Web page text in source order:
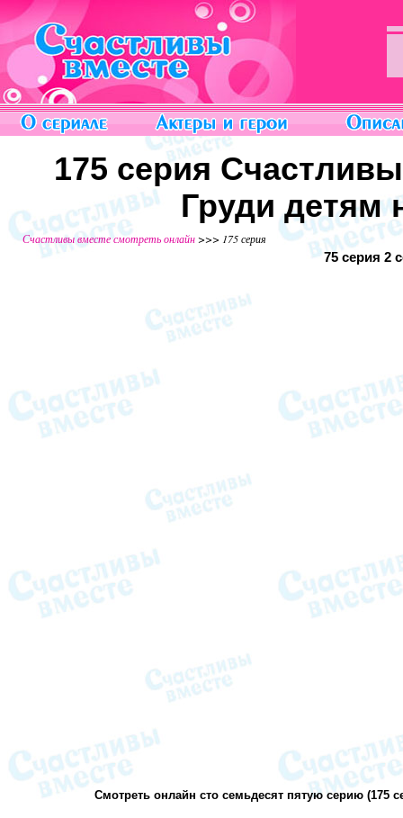
175 серия
Груди детям
Счастливы вместе смотреть онлайн>>> 175 серия
75 серия 2
Смотреть онлайн сто семьдесят пятую серию (175